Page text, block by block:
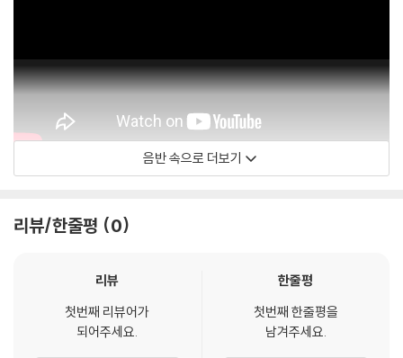
음반 속으로 더보기
리뷰/한줄평 0
리뷰
첫번째 리뷰어가
되어주세요.
한줄평
첫번째 한줄평을
남겨주세요.